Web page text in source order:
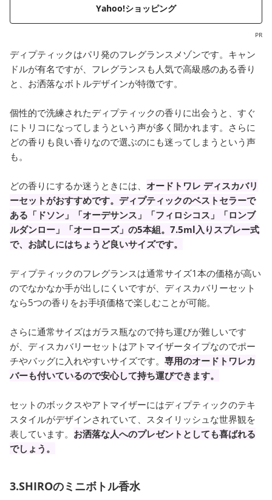
Yahoo!ショッピング
PR
ディプティックはパリ発のフレグランスメゾンです。キャン
ドルが有名ですが、フレグランスも人気で高級感のある香り
と、お洒落なボトルデザインが特徴です。
個性的で洗練されたディプティックの香りに出会うと、すぐ
にトリコになってしまうという声が多く聞かれます。さらに
どの香りも良い香りなので選ぶのにも迷ってしまうという声
も。
どの香りにするか迷うときには、 オードトワレ ディスカバリ
ーセットがおすすめです。ディプティックのベストセラーで
ある「ドソン」「オーデサンス」「フィロシコス」「ロンブ
ルダンロー」「オーローズ」の5本組。7.5ml入りスプレー式
で、お試しにはちょうど良いサイズです。
ディプティックのフレグランスは通常サイズ1本の価格が高い
のでなかなか手が出しにくいですが、ディスカバリーセット
なら5つの香りをお手頃価格で楽しむことが可能。
さらに通常サイズはガラス瓶なので持ち運びが難しいです
が、ディスカバリーセットはアトマイザータイプなのでポー
チやバッグに入れやすいサイズです。 専用のオードトワレカ
バーも付いているので安心して持ち運びできます。
セットのボックスやアトマイザーにはディプティックのテキ
スタイルがデザインされていて、スタイリッシュな世界観を
表しています。 お洒落な人へのプレゼントとしても喜ばれる
でしょう。
3.SHIROのミニボトル香水